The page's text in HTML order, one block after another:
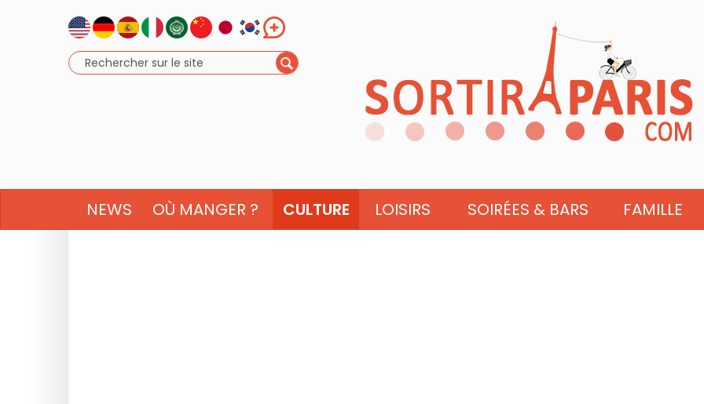
NEWS OÙ MANGER ? CULTURE LOISIRS SOIRÉES & BARS FAMILLE